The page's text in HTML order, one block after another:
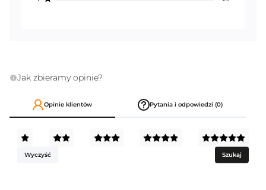
Jak zbieramy opinie?
Opinie klientów Pytania i odpowiedzi (0)
Wyczyść Szukaj